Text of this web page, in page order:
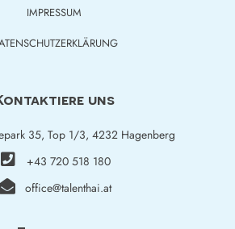
IMPRESSUM
uns
35, Top 1/3, 4232 Hagenberg
+43 720 518 180
office@talenthai.at